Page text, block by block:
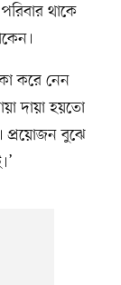
থাকে
করে নেন
দায়া হয়তো
প্রয়োজন বুঝে